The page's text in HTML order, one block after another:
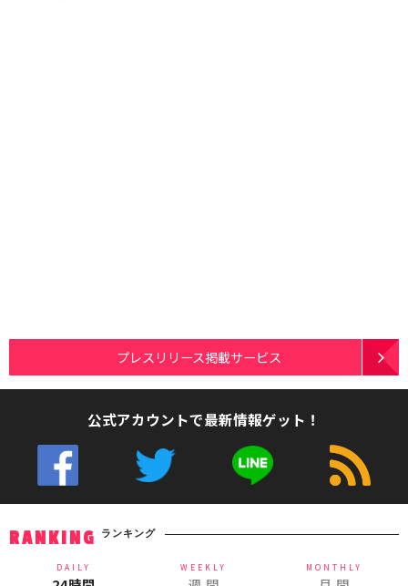
プレスリリース掲載サービス
公式アカウントで最新情報ゲット！
RANKING ランキング
DAILY WEEKLY MONTHLY